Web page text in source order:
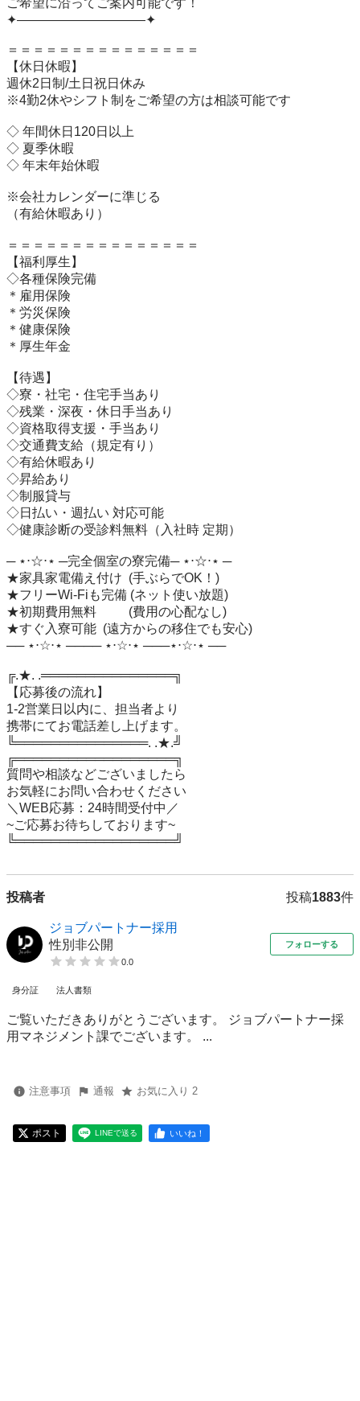
ご希望に沿ってご案内可能です！
✦——————————✦
＝＝＝＝＝＝＝＝＝＝＝＝＝＝＝
【休日休暇】
週休2日制/土日祝日休み
※4勤2休やシフト制をご希望の方は相談可能です
◇ 年間休日120日以上
◇ 夏季休暇
◇ 年末年始休暇
※会社カレンダーに準じる
（有給休暇あり）
＝＝＝＝＝＝＝＝＝＝＝＝＝＝＝
【福利厚生】
◇各種保険完備
＊雇用保険
＊労災保険
＊健康保険
＊厚生年金
【待遇】
◇寮・社宅・住宅手当あり
◇残業・深夜・休日手当あり
◇資格取得支援・手当あり
◇交通費支給（規定有り）
◇有給休暇あり
◇昇給あり
◇制服貸与
◇日払い・週払い 対応可能
◇健康診断の受診料無料（入社時 定期）
─ ⋆⋅☆⋅⋆ ─完全個室の寮完備─ ⋆⋅☆⋅⋆ ─
★家具家電備え付け  (手ぶらでOK！)
★フリーWi-Fiも完備 (ネット使い放題)
★初期費用無料　　  (費用の心配なし)
★すぐ入寮可能  (遠方からの移住でも安心)
── ⋆⋅☆⋅⋆ ──── ⋆⋅☆⋅⋆ ───⋆⋅☆⋅⋆ ──
╔.★. .═══════════════╗
【応募後の流れ】
1-2営業日以内に、担当者より
携帯にてお電話差し上げます。
╚═══════════════. .★.╝
╔══════════════════╗
質問や相談などございましたら
お気軽にお問い合わせください
＼WEB応募：24時間受付中／
~ご応募お待ちしております~
╚══════════════════╝
投稿者 投稿1883件
ジョブパートナー採用
性別非公開
0.0
フォローする
身分証 法人書類
ご覧いただきありがとうございます。 ジョブパートナー採
用マネジメント課でございます。 ...
注意事項 通報 お気に入り 2
ポスト LINEで送る いいね！